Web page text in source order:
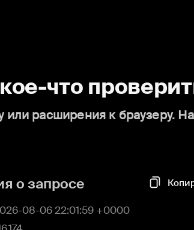
что
расширения к браузеру.
о запросе
08-06 22:01:59 +0000